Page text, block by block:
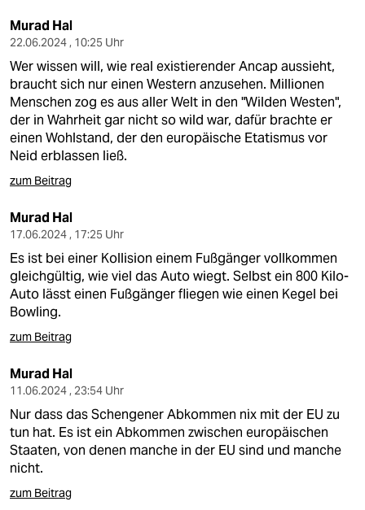
Murad Hal
22.06.2024 , 10:25 Uhr
Wer wissen will, wie real existierender Ancap aussieht,
braucht sich nur einen Western anzusehen. Millionen
Menschen zog es aus aller Welt in den "Wilden Westen",
der in Wahrheit gar nicht so wild war, dafür brachte er
einen Wohlstand, der den europäische Etatismus vor
Neid erblassen ließ.
zum Beitrag
Murad Hal
17.06.2024 , 17:25 Uhr
Es ist bei einer Kollision einem Fußgänger vollkommen
gleichgültig, wie viel das Auto wiegt. Selbst ein 800 Kilo-
Auto lässt einen Fußgänger fliegen wie einen Kegel bei
Bowling.
zum Beitrag
Murad Hal
11.06.2024 , 23:54 Uhr
Nur dass das Schengener Abkommen nix mit der EU zu
tun hat. Es ist ein Abkommen zwischen europäischen
Staaten, von denen manche in der EU sind und manche
nicht.
zum Beitrag